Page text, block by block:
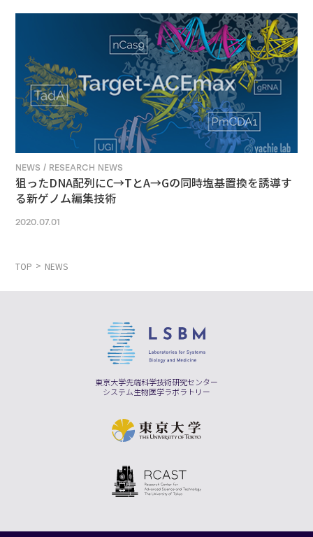
NEWS / RESEARCH NEWS
狙ったDNA配列にC→TとA→Gの同時塩基置換を誘導す
る新ゲノム編集技術
2020.07.01
TOP NEWS
東京大学先端科学技術研究センター
システム生物医学ラボラトリー